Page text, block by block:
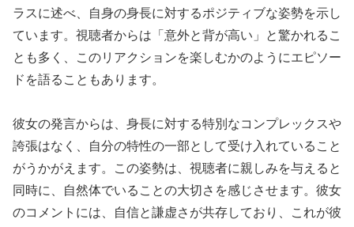
ラスに述べ、自身の身長に対するポジティブな姿勢を示し
ています。視聴者からは「意外と背が高い」と驚かれるこ
とも多く、このリアクションを楽しむかのようにエピソー
ドを語ることもあります。
彼女の発言からは、身長に対する特別なコンプレックスや
誇張はなく、自分の特性の一部として受け入れていること
がうかがえます。この姿勢は、視聴者に親しみを与えると
同時に、自然体でいることの大切さを感じさせます。彼女
のコメントには、自信と謙虚さが共存しており、これが彼